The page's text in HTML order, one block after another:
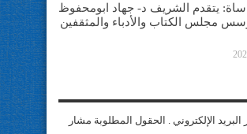
يتقدم الشريف د- جهاد ابومحفوظ
مجلس الكتاب والأدباء والمثقفين
الإلكتروني . الحقول المطلوبة مشار